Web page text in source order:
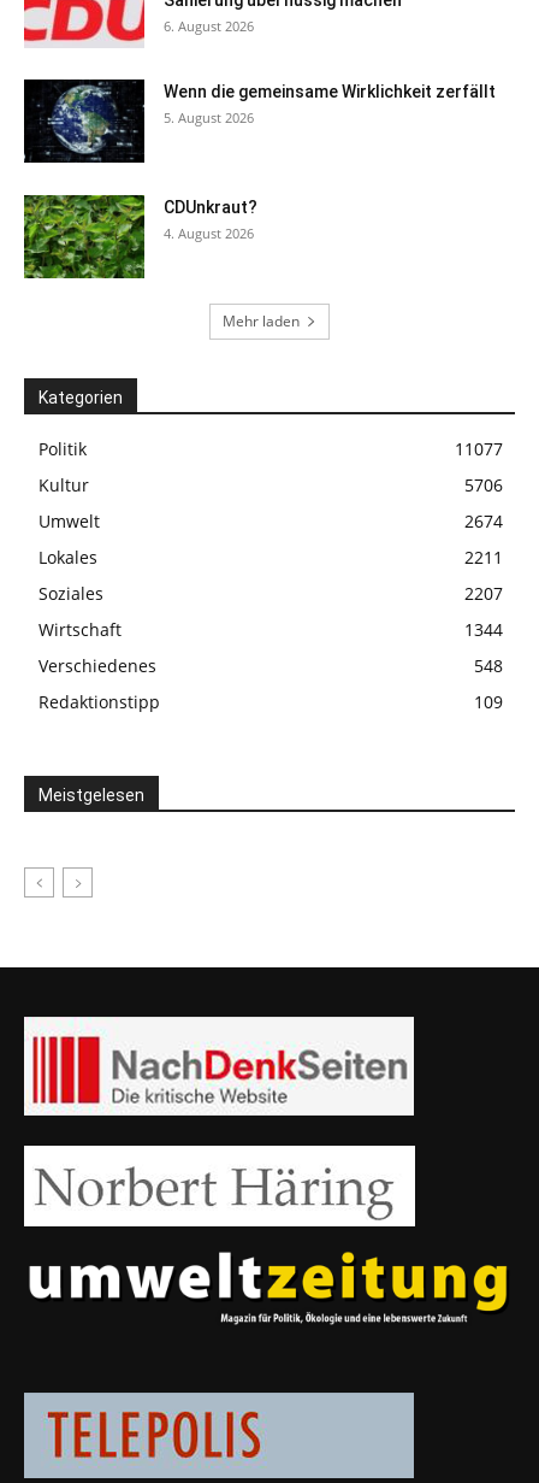
6. August 2026
Wenn die gemeinsame Wirklichkeit zerfällt
5. August 2026
CDUnkraut?
4. August 2026
Mehr laden
Kategorien
Politik
11077
Kultur
5706
Umwelt
2674
Lokales
2211
Soziales
2207
Wirtschaft
1344
Verschiedenes
548
Redaktionstipp
109
Meistgelesen